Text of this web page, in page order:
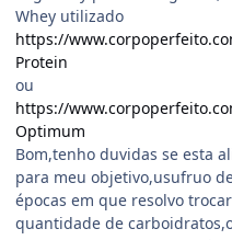
Whey utilizado
https://
Protein
ou
https://
Optimum
Bom,tenho duvidas se esta
para meu objetivo,usufruo
épocas em que resolvo
quantidade de